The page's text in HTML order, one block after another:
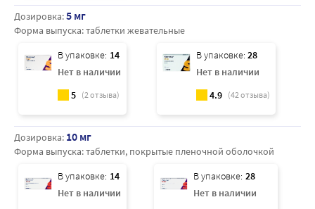
Дозировка:5 мг
Форма выпуска:таблетки жевательные
В упаковке: 14
Нет в наличии
5 (2отзыва)
В упаковке: 28
Нет в наличии
4.9
(42отзыва)
Дозировка: 10 мг
Форма выпуска:таблетки, покрытые пленочной оболочкой
В упаковке: 14
Нет в наличии
В упаковке: 28
Нет в наличии